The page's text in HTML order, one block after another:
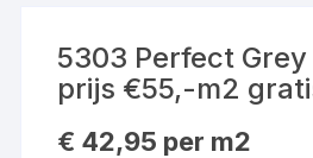
5303 Perfect
prijs €55,-m2
€ 42,95 per m2